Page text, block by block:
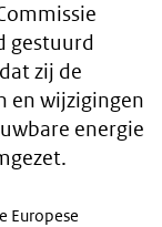
gestuurd
zij de
en wijzigingen
energie
Europese